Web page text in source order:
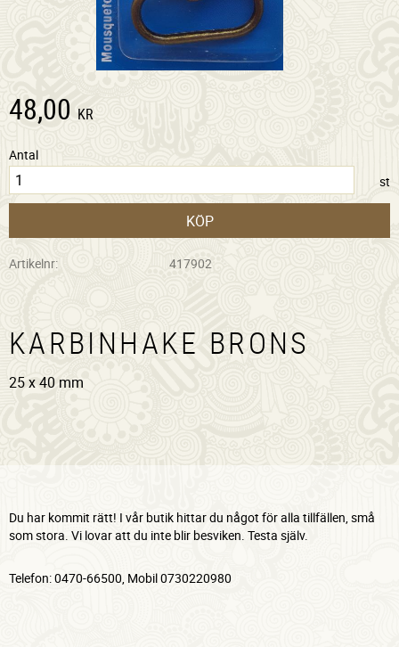
48,00 KR
Antal
st
KÖP
Artikelnr 417902
KARBINHAKE BRONS
25 x 40 mm
Du har kommit rätt! I vår butik hittar du något för alla tillfällen, små
som stora. Vi lovar att du inte blir besviken. Testa själv.
Telefon: 0470-66500, Mobil 0730220980